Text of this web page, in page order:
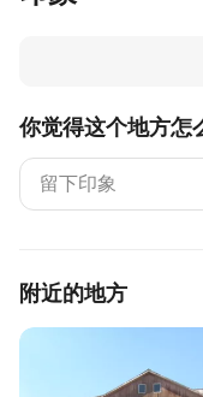
你觉得这个地方怎
附近的地方